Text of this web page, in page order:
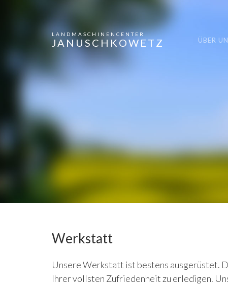
LANDMASCHINENCENTER
JANUSCHKOWETZ ÜBER
Werkstatt
Unsere Werkstatt ist bestens ausgerüstet.
Ihrer vollsten Zufriedenheit zu erledigen.